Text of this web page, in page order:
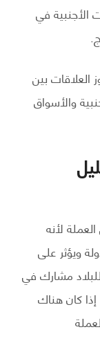
الأجنبية في
العلاقات بين
والأسواق
لأنه
ويؤثر على
مشارك في
إذا كان هناك